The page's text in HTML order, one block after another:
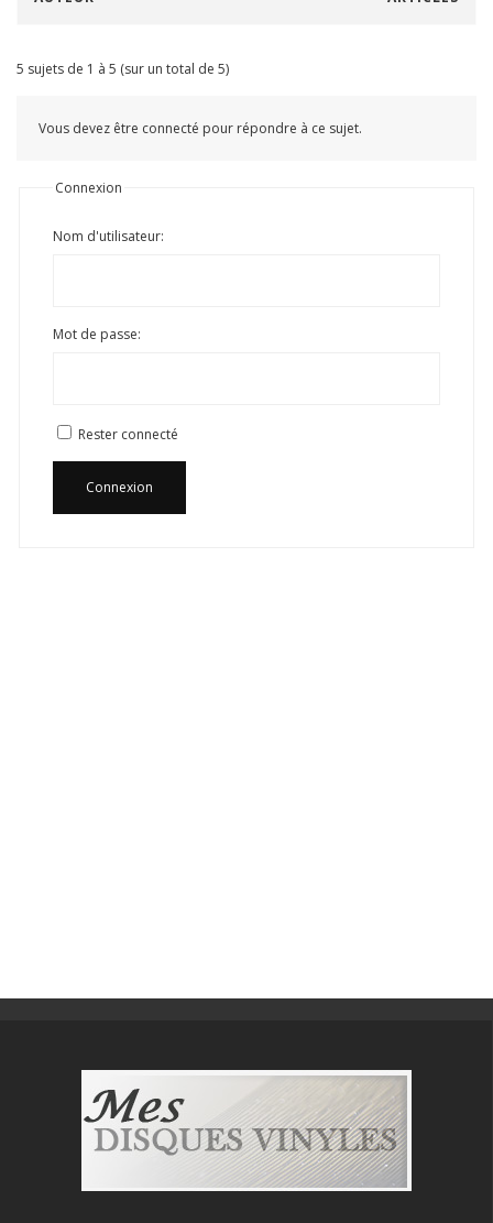
5 sujets de 1 à 5 (sur un total de 5)
Vous devez être connecté pour répondre à ce sujet.
Connexion
Nom d'utilisateur:
Mot de passe:
Rester connecté
Connexion